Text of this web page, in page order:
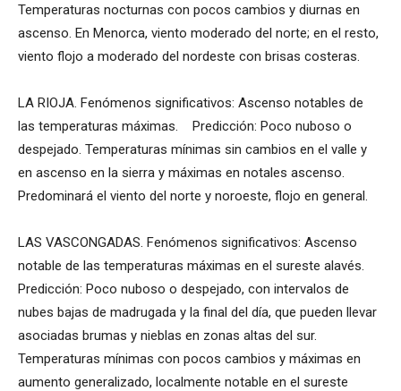
Temperaturas nocturnas con pocos cambios y diurnas en
ascenso. En Menorca, viento moderado del norte; en el resto,
viento flojo a moderado del nordeste con brisas costeras.
LA RIOJA. Fenómenos significativos: Ascenso notables de
las temperaturas máximas. Predicción: Poco nuboso o
despejado. Temperaturas mínimas sin cambios en el valle y
en ascenso en la sierra y máximas en notales ascenso.
Predominará el viento del norte y noroeste, flojo en general.
LAS VASCONGADAS. Fenómenos significativos: Ascenso
notable de las temperaturas máximas en el sureste alavés.
Predicción: Poco nuboso o despejado, con intervalos de
nubes bajas de madrugada y la final del día, que pueden llevar
asociadas brumas y nieblas en zonas altas del sur.
Temperaturas mínimas con pocos cambios y máximas en
aumento generalizado, localmente notable en el sureste